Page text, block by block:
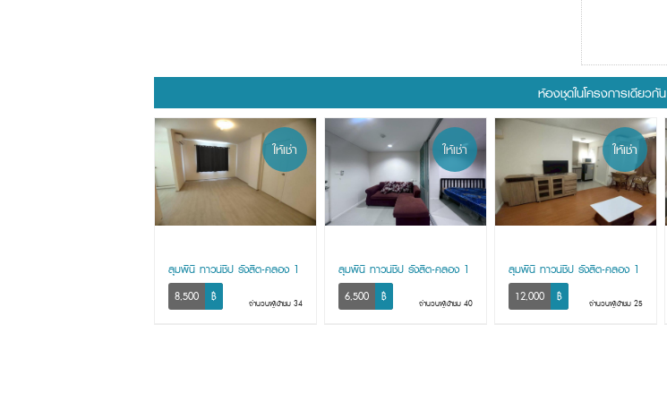
ห้องชุดในโครงการเดียวกัน
ให้เช่า
ลุมพินี ทาวน์ชิป รังสิต-คลอง 1
8,500 ฿ จำนวนผู้เข้าชม 34
ให้เช่า
ลุมพินี ทาวน์ชิป รังสิต-คลอง 1
6,500 ฿ จำนวนผู้เข้าชม 40
ให้เช่า
ลุมพินี ทาวน์ชิป รังสิต-คลอง 1
12,000 ฿ จำนวนผู้เข้าชม 25